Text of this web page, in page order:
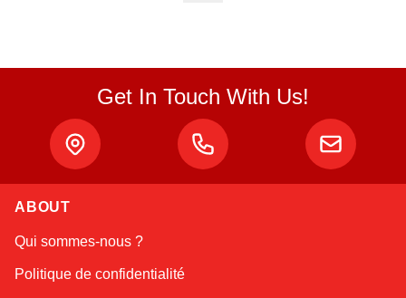
Get In Touch With Us!
ABOUT
Qui sommes-nous ?
Politique de confidentialité